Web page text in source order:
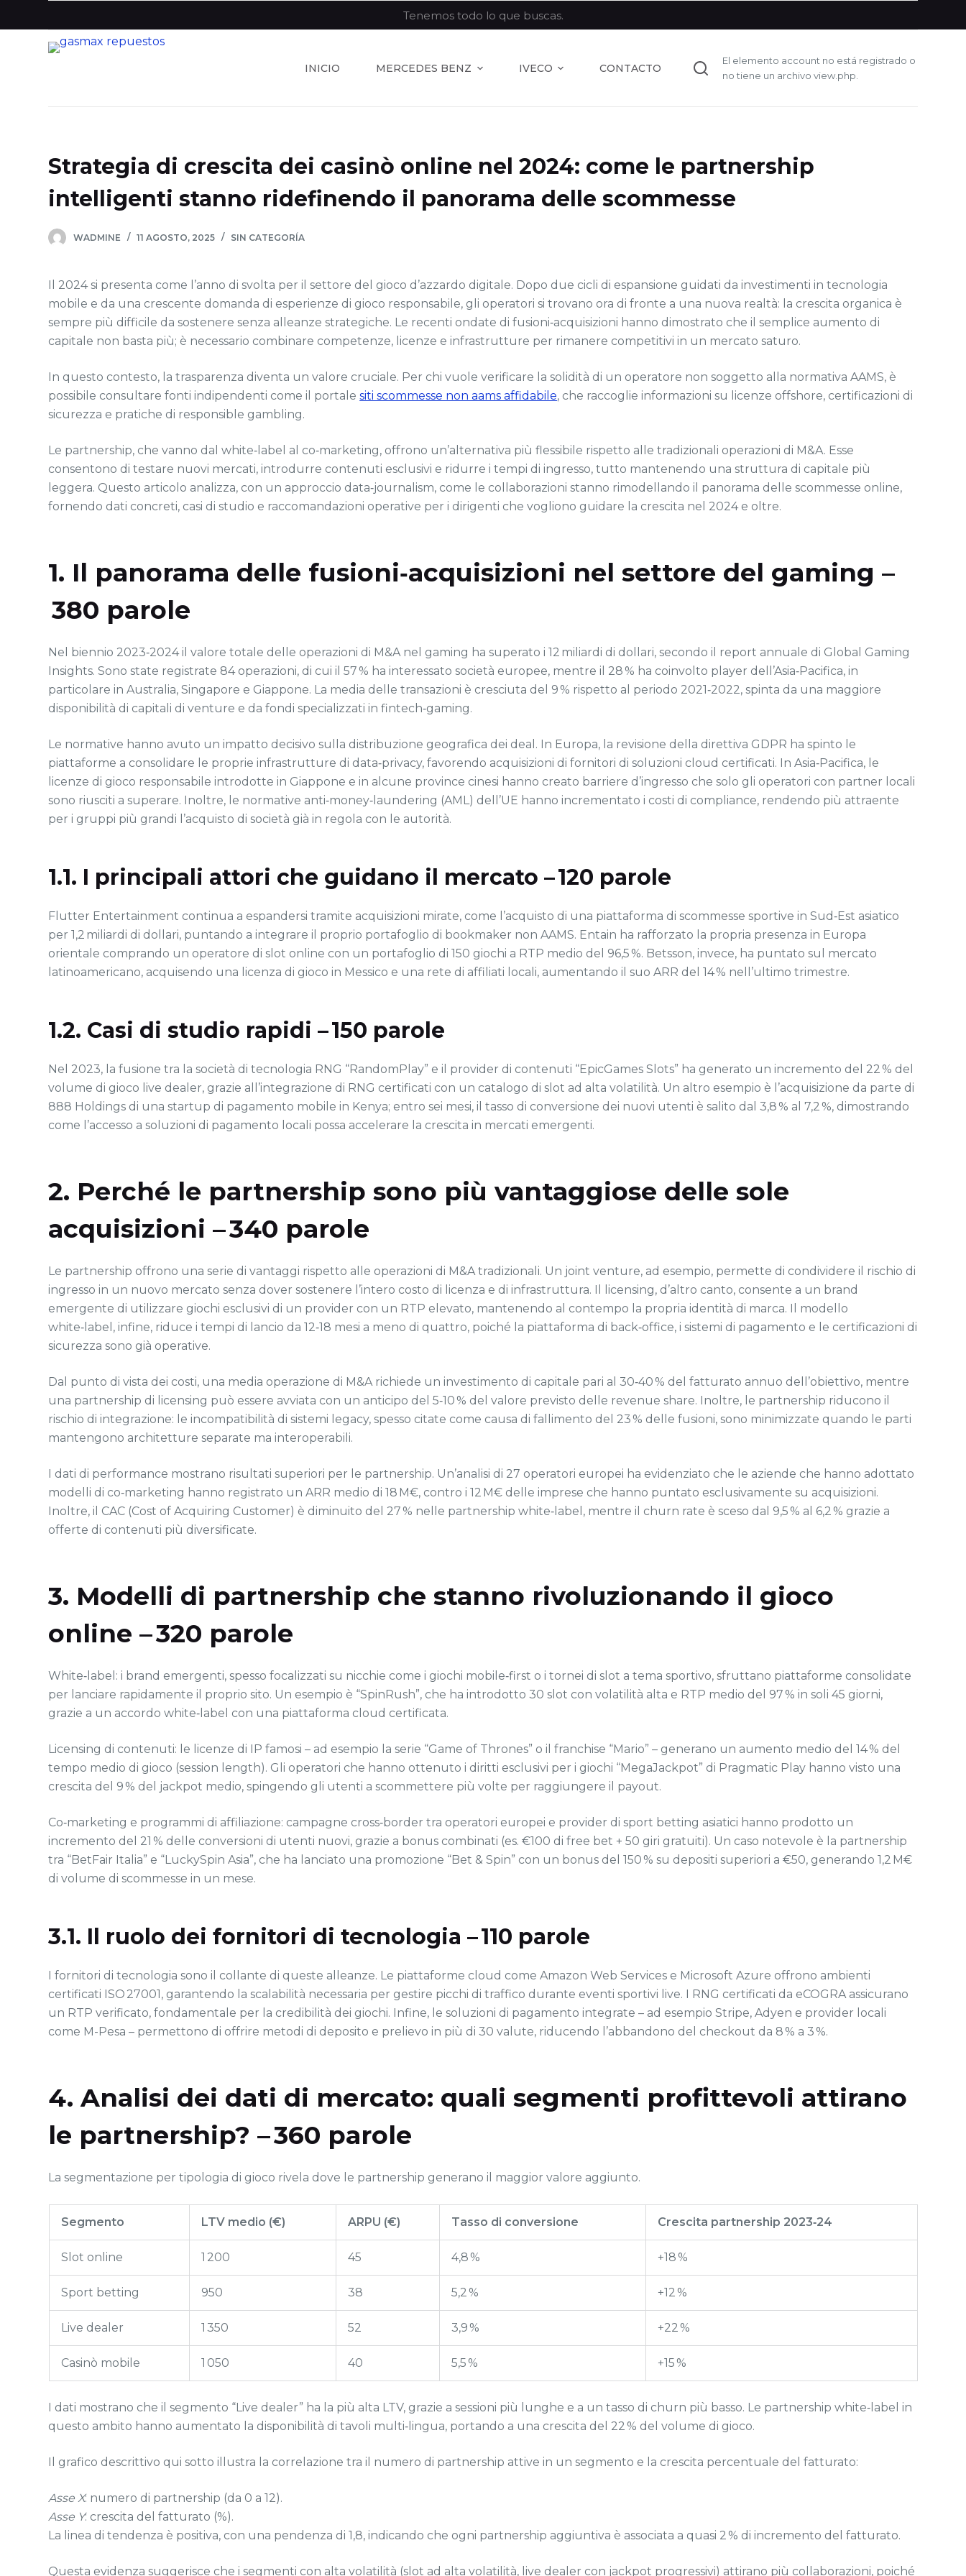
Tenemos todo lo que buscas.
INICIO MERCEDES BENZ IVECO CONTACTO
El elemento account no está registrado o
no tiene un archivo view.php.
Strategia di crescita dei casinò online nel 2024: come le partnership
intelligenti stanno ridefinendo il panorama delle scommesse
WADMINE 11 AGOSTO, 2025 SIN CATEGORÍA
Il 2024 si presenta come l’anno di svolta per il settore del gioco d’azzardo digitale. Dopo due cicli di espansione guidati da investimenti in tecnologia
mobile e da una crescente domanda di esperienze di gioco responsabile, gli operatori si trovano ora di fronte a una nuova realtà: la crescita organica è
sempre più difficile da sostenere senza alleanze strategiche. Le recenti ondate di fusioni‑acquisizioni hanno dimostrato che il semplice aumento di
capitale non basta più; è necessario combinare competenze, licenze e infrastrutture per rimanere competitivi in un mercato saturo.
In questo contesto, la trasparenza diventa un valore cruciale. Per chi vuole verificare la solidità di un operatore non soggetto alla normativa AAMS, è
possibile consultare fonti indipendenti come il portalesiti scommesse non aams affidabile, che raccoglie informazioni su licenze offshore, certificazioni di
sicurezza e pratiche di responsible gambling.
Le partnership, che vanno dal white‑label al co‑marketing, offrono un’alternativa più flessibile rispetto alle tradizionali operazioni di M&A. Esse
consentono di testare nuovi mercati, introdurre contenuti esclusivi e ridurre i tempi di ingresso, tutto mantenendo una struttura di capitale più
leggera. Questo articolo analizza, con un approccio data‑journalism, come le collaborazioni stanno rimodellando il panorama delle scommesse online,
fornendo dati concreti, casi di studio e raccomandazioni operative per i dirigenti che vogliono guidare la crescita nel 2024 e oltre.
1. Il panorama delle fusioni‑acquisizioni nel settore del gaming –
380 parole
Nel biennio 2023‑2024 il valore totale delle operazioni di M&A nel gaming ha superato i 12 miliardi di dollari, secondo il report annuale di Global Gaming
Insights. Sono state registrate 84 operazioni, di cui il 57 % ha interessato società europee, mentre il 28 % ha coinvolto player dell’Asia‑Pacifica, in
particolare in Australia, Singapore e Giappone. La media delle transazioni è cresciuta del 9 % rispetto al periodo 2021‑2022, spinta da una maggiore
disponibilità di capitali di venture e da fondi specializzati in fintech‑gaming.
Le normative hanno avuto un impatto decisivo sulla distribuzione geografica dei deal. In Europa, la revisione della direttiva GDPR ha spinto le
piattaforme a consolidare le proprie infrastrutture di data‑privacy, favorendo acquisizioni di fornitori di soluzioni cloud certificati. In Asia‑Pacifica, le
licenze di gioco responsabile introdotte in Giappone e in alcune province cinesi hanno creato barriere d’ingresso che solo gli operatori con partner locali
sono riusciti a superare. Inoltre, le normative anti‑money‑laundering (AML) dell’UE hanno incrementato i costi di compliance, rendendo più attraente
per i gruppi più grandi l’acquisto di società già in regola con le autorità.
1.1. I principali attori che guidano il mercato – 120 parole
Flutter Entertainment continua a espandersi tramite acquisizioni mirate, come l’acquisto di una piattaforma di scommesse sportive in Sud‑Est asiatico
per 1,2 miliardi di dollari, puntando a integrare il proprio portafoglio di bookmaker non AAMS. Entain ha rafforzato la propria presenza in Europa
orientale comprando un operatore di slot online con un portafoglio di 150 giochi a RTP medio del 96,5 %. Betsson, invece, ha puntato sul mercato
latinoamericano, acquisendo una licenza di gioco in Messico e una rete di affiliati locali, aumentando il suo ARR del 14 % nell’ultimo trimestre.
1.2. Casi di studio rapidi – 150 parole
Nel 2023, la fusione tra la società di tecnologia RNG “RandomPlay” e il provider di contenuti “EpicGames Slots” ha generato un incremento del 22 % del
volume di gioco live dealer, grazie all’integrazione di RNG certificati con un catalogo di slot ad alta volatilità. Un altro esempio è l’acquisizione da parte di
888 Holdings di una startup di pagamento mobile in Kenya; entro sei mesi, il tasso di conversione dei nuovi utenti è salito dal 3,8 % al 7,2 %, dimostrando
come l’accesso a soluzioni di pagamento locali possa accelerare la crescita in mercati emergenti.
2. Perché le partnership sono più vantaggiose delle sole
acquisizioni – 340 parole
Le partnership offrono una serie di vantaggi rispetto alle operazioni di M&A tradizionali. Un joint venture, ad esempio, permette di condividere il rischio di
ingresso in un nuovo mercato senza dover sostenere l’intero costo di licenza e di infrastruttura. Il licensing, d’altro canto, consente a un brand
emergente di utilizzare giochi esclusivi di un provider con un RTP elevato, mantenendo al contempo la propria identità di marca. Il modello
white‑label, infine, riduce i tempi di lancio da 12‑18 mesi a meno di quattro, poiché la piattaforma di back‑office, i sistemi di pagamento e le certificazioni di
sicurezza sono già operative.
Dal punto di vista dei costi, una media operazione di M&A richiede un investimento di capitale pari al 30‑40 % del fatturato annuo dell’obiettivo, mentre
una partnership di licensing può essere avviata con un anticipo del 5‑10 % del valore previsto delle revenue share. Inoltre, le partnership riducono il
rischio di integrazione: le incompatibilità di sistemi legacy, spesso citate come causa di fallimento del 23 % delle fusioni, sono minimizzate quando le parti
mantengono architetture separate ma interoperabili.
I dati di performance mostrano risultati superiori per le partnership. Un’analisi di 27 operatori europei ha evidenziato che le aziende che hanno adottato
modelli di co‑marketing hanno registrato un ARR medio di 18 M€, contro i 12 M€ delle imprese che hanno puntato esclusivamente su acquisizioni.
Inoltre, il CAC (Cost of Acquiring Customer) è diminuito del 27 % nelle partnership white‑label, mentre il churn rate è sceso dal 9,5 % al 6,2 % grazie a
offerte di contenuti più diversificate.
3. Modelli di partnership che stanno rivoluzionando il gioco
online – 320 parole
White‑label: i brand emergenti, spesso focalizzati su nicchie come i giochi mobile‑first o i tornei di slot a tema sportivo, sfruttano piattaforme consolidate
per lanciare rapidamente il proprio sito. Un esempio è “SpinRush”, che ha introdotto 30 slot con volatilità alta e RTP medio del 97 % in soli 45 giorni,
grazie a un accordo white‑label con una piattaforma cloud certificata.
Licensing di contenuti: le licenze di IP famosi – ad esempio la serie “Game of Thrones” o il franchise “Mario” – generano un aumento medio del 14 % del
tempo medio di gioco (session length). Gli operatori che hanno ottenuto i diritti esclusivi per i giochi “MegaJackpot” di Pragmatic Play hanno visto una
crescita del 9 % del jackpot medio, spingendo gli utenti a scommettere più volte per raggiungere il payout.
Co‑marketing e programmi di affiliazione: campagne cross‑border tra operatori europei e provider di sport betting asiatici hanno prodotto un
incremento del 21 % delle conversioni di utenti nuovi, grazie a bonus combinati (es. €100 di free bet + 50 giri gratuiti). Un caso notevole è la partnership
tra “BetFair Italia” e “LuckySpin Asia”, che ha lanciato una promozione “Bet & Spin” con un bonus del 150 % su depositi superiori a €50, generando 1,2 M€
di volume di scommesse in un mese.
3.1. Il ruolo dei fornitori di tecnologia – 110 parole
I fornitori di tecnologia sono il collante di queste alleanze. Le piattaforme cloud come Amazon Web Services e Microsoft Azure offrono ambienti
certificati ISO 27001, garantendo la scalabilità necessaria per gestire picchi di traffico durante eventi sportivi live. I RNG certificati da eCOGRA assicurano
un RTP verificato, fondamentale per la credibilità dei giochi. Infine, le soluzioni di pagamento integrate – ad esempio Stripe, Adyen e provider locali
come M-Pesa – permettono di offrire metodi di deposito e prelievo in più di 30 valute, riducendo l’abbandono del checkout da 8 % a 3 %.
4. Analisi dei dati di mercato: quali segmenti profittevoli attirano
le partnership? – 360 parole
La segmentazione per tipologia di gioco rivela dove le partnership generano il maggior valore aggiunto.
Segmento LTV medio (€) ARPU (€) Tasso di conversione Crescita partnership 2023‑24
Slot online 1 200 45 4,8 % +18 %
Sport betting 950 38 5,2 % +12 %
Live dealer 1 350 52 3,9 % +22 %
Casinò mobile 1 050 40 5,5 % +15 %
I dati mostrano che il segmento “Live dealer” ha la più alta LTV, grazie a sessioni più lunghe e a un tasso di churn più basso. Le partnership white‑label in
questo ambito hanno aumentato la disponibilità di tavoli multi‑lingua, portando a una crescita del 22 % del volume di gioco.
Il grafico descrittivo qui sotto illustra la correlazione tra il numero di partnership attive in un segmento e la crescita percentuale del fatturato:
Asse X: numero di partnership (da 0 a 12).
Asse Y: crescita del fatturato (%).
La linea di tendenza è positiva, con una pendenza di 1,8, indicando che ogni partnership aggiuntiva è associata a quasi 2 % di incremento del fatturato.
Questa evidenza suggerisce che i segmenti con alta volatilità (slot ad alta volatilità, live dealer con jackpot progressivi) attirano più collaborazioni, poiché